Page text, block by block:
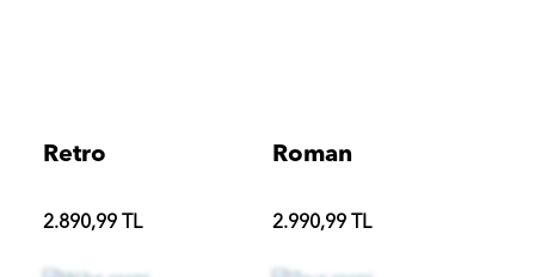
Retro
2.890,99 TL
Roman
2.990,99 TL